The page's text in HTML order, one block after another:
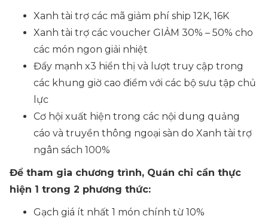
Xanh tài trợ các mã giảm phí ship 12K, 16K
Xanh tài trợ các voucher GIẢM 30% – 50% cho
các món ngon giải nhiệt
Đẩy mạnh x3 hiển thị và lượt truy cập trong
các khung giờ cao điểm với các bộ sưu tập chủ
lực
Cơ hội xuất hiện trong các nội dung quảng
cáo và truyền thông ngoại sàn do Xanh tài trợ
ngân sách 100%
Để tham gia chương trình, Quán chỉ cần thực
hiện 1 trong 2 phương thức:
Gạch giá ít nhất 1 món chính từ 10%